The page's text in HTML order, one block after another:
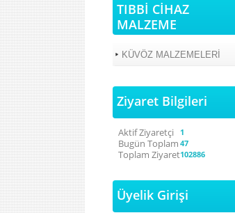
TIBBİ CİHAZ
MALZEME
KÜVÖZ MALZEMELERİ
Ziyaret Bilgileri
Aktif Ziyaretçi 1
Bugün Toplam 47
Toplam Ziyaret102886
Üyelik Girişi